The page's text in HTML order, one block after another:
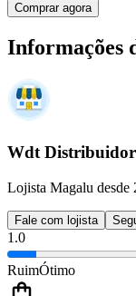
Comprar agora
Informações
Wdt
Lojista Magalu desde
Fale com lojista
1.0
RuimÓtimo